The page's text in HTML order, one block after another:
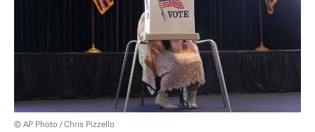
© AP Photo / Chris Pizzello